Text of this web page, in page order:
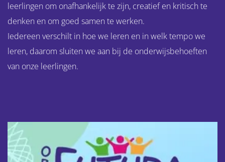
leerlingen om onafhankelijk te zijn, creatief en kritisch te
denken en om goed samen te werken.
Iedereen verschilt in hoe we leren en in welk tempo we
leren, daarom sluiten we aan bij de onderwijsbehoeften
van onze leerlingen.